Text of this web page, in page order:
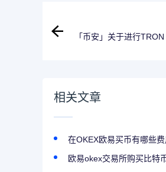
「币安」关于进行
相关文章
在OKEX欧易买币有哪些
欧易okex交易所购买比特